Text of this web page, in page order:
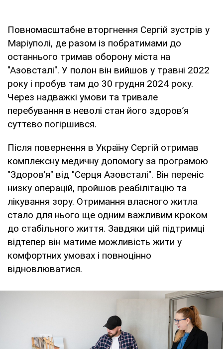
Повномасштабне вторгнення Сергій зустрів у
Маріуполі, де разом із побратимами до
останнього тримав оборону міста на
"Азовсталі". У полон він вийшов у травні 2022
року і пробув там до 30 грудня 2024 року.
Через надважкі умови та тривале
перебування в неволі стан його здоров’я
суттєво погіршився.
Після повернення в Україну Сергій отримав
комплексну медичну допомогу за програмою
"Здоров’я" від "Серця Азовсталі". Він переніс
низку операцій, пройшов реабілітацію та
лікування зору. Отримання власного житла
стало для нього ще одним важливим кроком
до стабільного життя. Завдяки цій підтримці
відтепер він матиме можливість жити у
комфортних умовах і повноцінно
відновлюватися.